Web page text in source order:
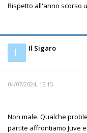
Rispetto all'anno scorso
Il Il Sigaro
04/07/2024, 15:15
Non male. Qualche
partite affrontiamo Juve